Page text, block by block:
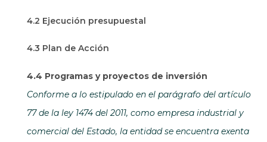
4.2 Ejecución presupuestal
4.3 Plan de Acción
4.4 Programas y proyectos de inversión
Conforme a lo estipulado en el parágrafo del artículo
77 de la ley 1474 del 2011, como empresa industrial y
comercial del Estado, la entidad se encuentra exenta